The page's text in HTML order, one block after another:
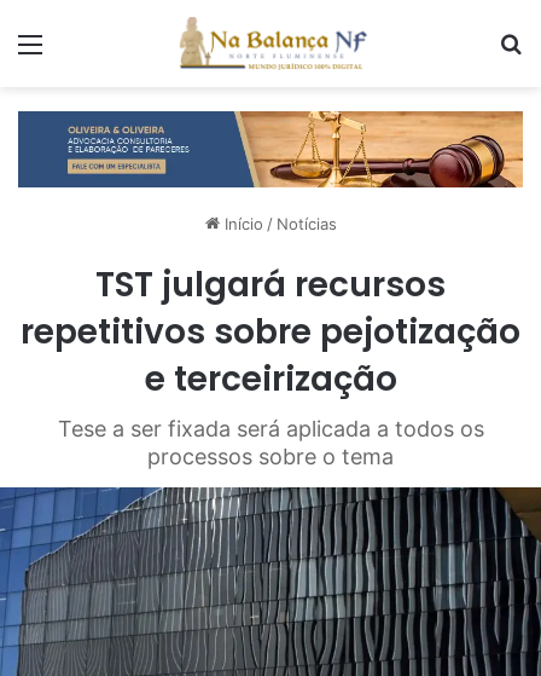
Início / Notícias
TST julgará recursos
repetitivos sobre pejotização
e terceirização
Tese a ser fixada será aplicada a todos os
processos sobre o tema